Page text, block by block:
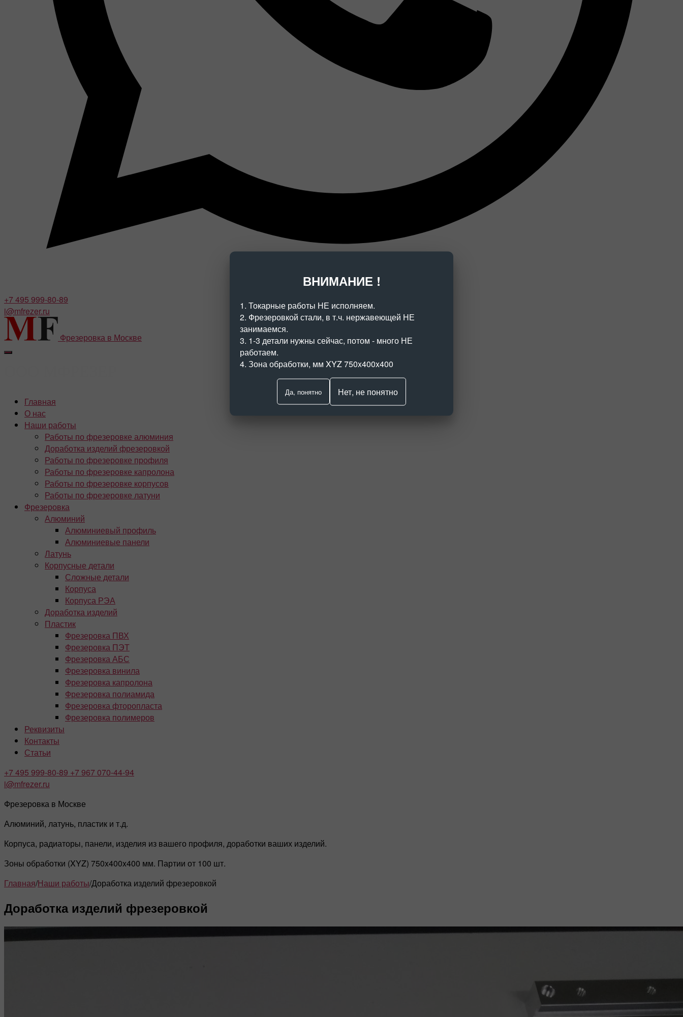
+7 495 999-80-89
i@mfrezer.ru
Фрезеровка в Москве
Главная
О нас
Наши работы
Работы по фрезеровке алюминия
Доработка изделий фрезеровкой
Работы по фрезеровке профиля
Работы по фрезеровке капролона
Работы по фрезеровке корпусов
Работы по фрезеровке латуни
Фрезеровка
Алюминий
Алюминиевый профиль
Алюминиевые панели
Латунь
Корпусные детали
Сложные детали
Корпуса
Корпуса РЭА
Доработка изделий
Пластик
Фрезеровка ПВХ
Фрезеровка ПЭТ
Фрезеровка АБС
Фрезеровка винила
Фрезеровка капролона
Фрезеровка полиамида
Фрезеровка фторопласта
Фрезеровка полимеров
Реквизиты
Контакты
Статьи
+7 495 999-80-89 +7 967 070-44-94
i@mfrezer.ru
Фрезеровка в Москве
Алюминий, латунь, пластик и т.д.
Корпуса, радиаторы, панели, изделия из вашего профиля, доработки ваших изделий.
Зоны обработки (XYZ) 750x400x400 мм. Партии от 100 шт.
Главная/Наши работы/Доработка изделий фрезеровкой
Доработка изделий фрезеровкой
ВНИМАНИЕ !
1. Токарные работы НЕ исполняем.
2. Фрезеровкой стали, в т.ч. нержавеющей НЕ
занимаемся.
3. 1-3 детали нужны сейчас, потом - много НЕ
работаем.
4. Зона обработки, мм XYZ 750x400x400
Да, понятно Нет, не понятно